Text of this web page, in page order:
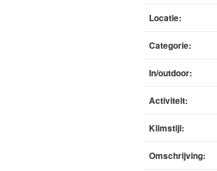
Locatie:
Categorie:
In/outdoor:
Activiteit:
Klimstijl:
Omschrijving: